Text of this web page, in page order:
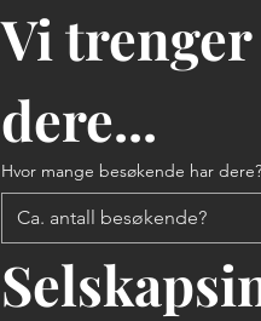
Vi
dere...
Hvor mange besøkende har dere?